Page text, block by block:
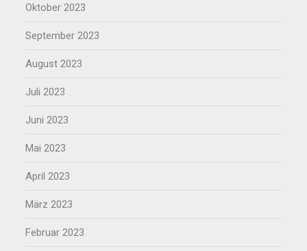
Oktober 2023
September 2023
August 2023
Juli 2023
Juni 2023
Mai 2023
April 2023
März 2023
Februar 2023